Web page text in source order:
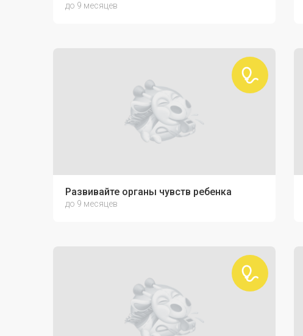
до 9 месяцев
Развивайте органы чувств ребенка
до 9 месяцев